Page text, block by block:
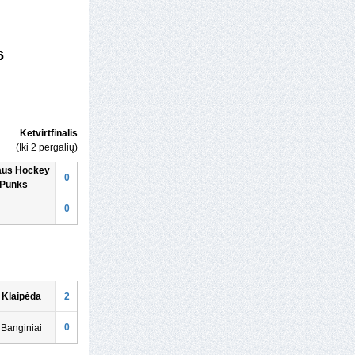
Ketvirtfinalis
(Iki 2 pergalių)
Hockey
Punks
0
0
Klaipėda 2
0